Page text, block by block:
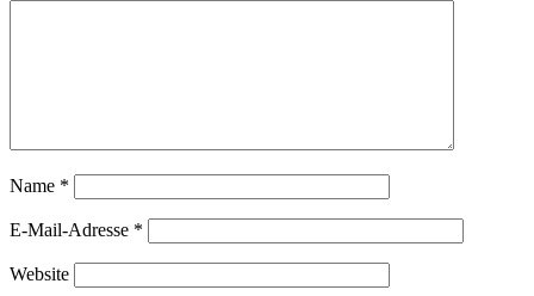
Name *
E-Mail-Adresse *
Website